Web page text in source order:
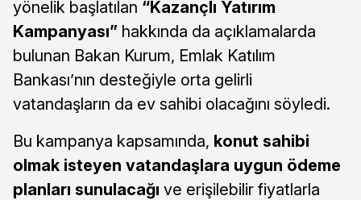
yönelik başlatılan “Kazançlı Yatırım
Kampanyası” hakkında da açıklamalarda
bulunan Bakan Kurum, Emlak Katılım
Bankası’nın desteğiyle orta gelirli
vatandaşların da ev sahibi olacağını söyledi.
Bu kampanya kapsamında, konut sahibi
olmak isteyen vatandaşlara uygun ödeme
planları sunulacağı ve erişilebilir fiyatlarla